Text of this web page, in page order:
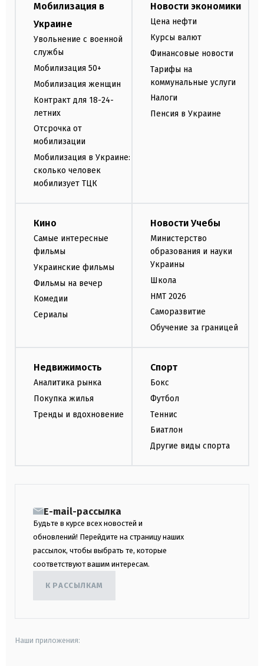
Мобилизация в
Украине
Увольнение с военной
службы
Мобилизация 50+
Мобилизация женщин
Контракт для 18-24-
летних
Отсрочка от
мобилизации
Мобилизация в Украине:
сколько человек
мобилизует ТЦК
Новости экономики
Цена нефти
Курсы валют
Финансовые новости
Тарифы на
коммунальные услуги
Налоги
Пенсия в Украине
Кино
Самые интересные
фильмы
Украинские фильмы
Фильмы на вечер
Комедии
Сериалы
Новости Учебы
Министерство
образования и науки
Украины
Школа
НМТ 2026
Саморазвитие
Обучение за границей
Недвижимость
Аналитика рынка
Покупка жилья
Тренды и вдохновение
Спорт
Бокс
Футбол
Теннис
Биатлон
Другие виды спорта
E-mail-рассылка
Будьте в курсе всех новостей и
обновлений! Перейдите на страницу наших
рассылок, чтобы выбрать те, которые
соответствуют вашим интересам.
К РАССЫЛКАМ
Наши приложения: